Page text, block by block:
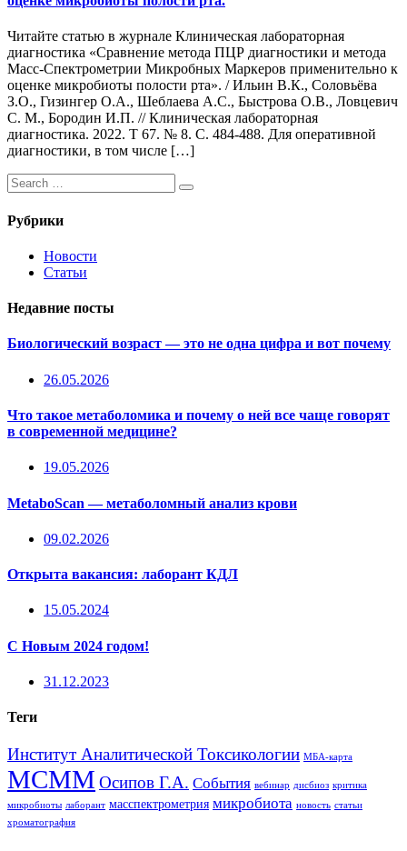
Читайте статью в журнале Клиническая лабораторная
диагностика «Сравнение метода ПЦР диагностики и метода
Масс-Спектрометрии Микробных Маркеров применительно к
оценке микробиоты полости рта». / Ильин В.К., Соловьёва
З.О., Гизингер О.А., Шеблаева А.С., Быстрова О.В., Ловцевич
С. М., Бородин И.П. // Клиническая лабораторная
диагностика. 2022. Т 67. № 8. С. 484-488. Для оперативной
диагностики, в том числе […]
Рубрики
Новости
Статьи
Недавние посты
Биологический возраст — это не одна цифра и вот почему
26.05.2026
Что такое метаболомика и почему о ней все чаще говорят
в современной медицине?
19.05.2026
MetaboScan — метаболомный анализ крови
09.02.2026
Открыта вакансия: лаборант КДЛ
15.05.2024
С Новым 2024 годом!
31.12.2023
Теги
Институт Аналитической Токсикологии МБА-карта
МСММ Осипов Г.А. События вебинар дисбиоз критика
микробиоты лаборант масспектрометрия микробиота новость статьи
хроматография